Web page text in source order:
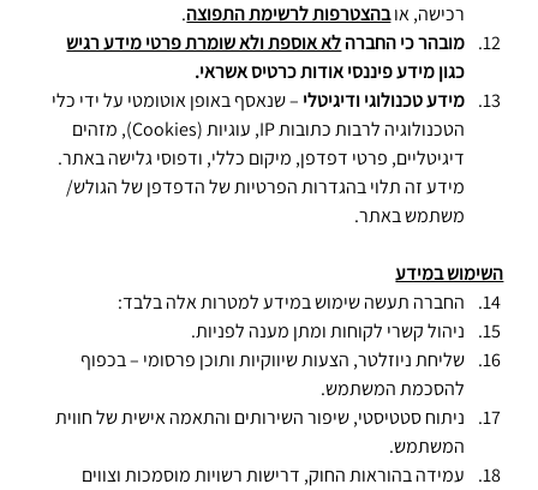
רכישה, או בהצטרפות לרשימת התפוצה.
מובהר כי החברה לא אוספת ולא שומרת פרטי מידע רגיש
כגון מידע פיננסי אודות כרטיס אשראי.
מידע טכנולוגי ודיגיטלי – שנאסף באופן אוטומטי על ידי כלי
הטכנולוגיה לרבות כתובות IP, עוגיות (Cookies), מזהים
דיגיטליים, פרטי דפדפן, מיקום כללי, ודפוסי גלישה באתר.
מידע זה תלוי בהגדרות הפרטיות של הדפדפן של הגולש/
משתמש באתר.
השימוש במידע
החברה תעשה שימוש במידע למטרות אלה בלבד:
ניהול קשרי לקוחות ומתן מענה לפניות.
שליחת ניוזלטר, הצעות שיווקיות ותוכן פרסומי – בכפוף
להסכמת המשתמש.
ניתוח סטטיסטי, שיפור השירותים והתאמה אישית של חווית
המשתמש.
עמידה בהוראות החוק, דרישות רשויות מוסמכות וצווים